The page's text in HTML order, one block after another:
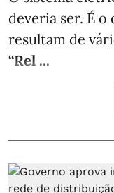
deveria ser. É o
resultam de
“Rel ...